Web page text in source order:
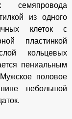
семяпровода
из одного
клеток с
пластинкой
кольцевых
пениальным
половое
небольшой